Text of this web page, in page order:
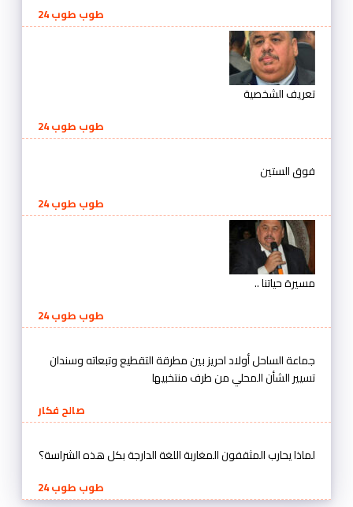
طوب طوب 24
تعريف الشخصية
طوب طوب 24
فوق الستين
طوب طوب 24
مسيرة حياتنا ..
طوب طوب 24
جماعة الساحل أولاد احريز بين مطرقة التقطيع وتبعاته وسندان
تسيير الشأن المحلي من طرف منتخبيها
صالح فكار
لماذا يحارب المثقفون المغاربة اللغة الدارجة بكل هذه الشراسة؟
طوب طوب 24